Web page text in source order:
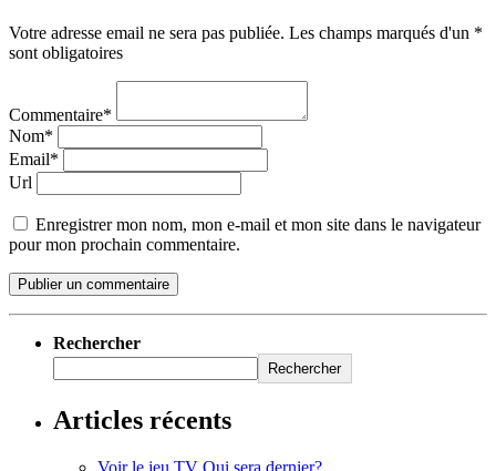
Votre adresse email ne sera pas publiée. Les champs marqués d'un *
sont obligatoires
Commentaire*
Nom*
Email*
Url
Enregistrer mon nom, mon e-mail et mon site dans le navigateur
pour mon prochain commentaire.
Rechercher
Rechercher
Articles récents
Voir le jeu TV Qui sera dernier?